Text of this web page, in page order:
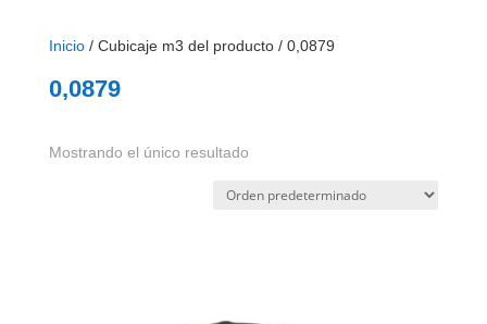
Inicio/ Cubicaje m3 del producto / 0,0879
0,0879
Mostrando el único resultado